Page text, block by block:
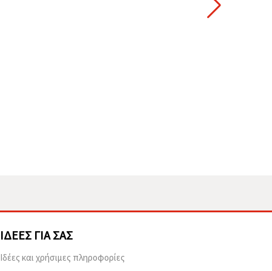
ΙΔΈΕΣ ΓΙΑ ΣΑΣ
Ιδέες και χρήσιμες πληροφορίες